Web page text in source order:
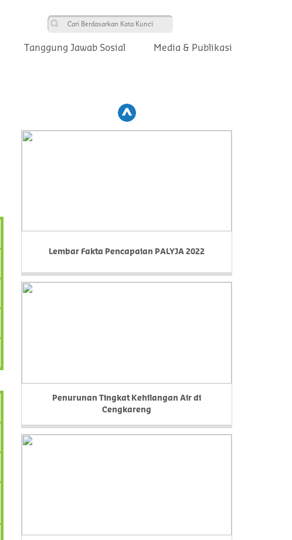
Tanggung Jawab Sosial Media & Publikasi
Prev
Lembar Fakta Pencapaian PALYJA 2022
Penurunan Tingkat Kehilangan Air di
Cengkareng